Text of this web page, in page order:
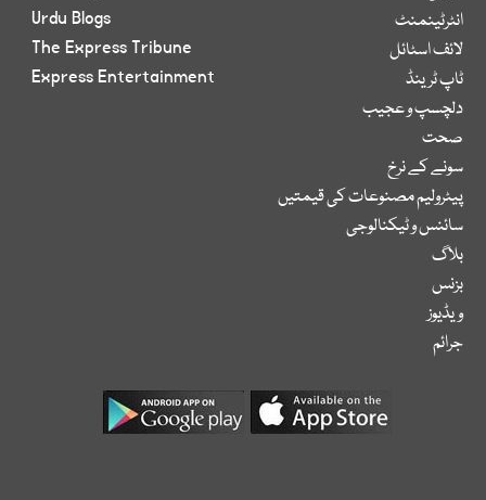
انٹرٹینمنٹ
لائف اسٹائل
ٹاپ ٹرینڈ
دلچسپ و عجیب
صحت
سونے کے نرخ
پیٹرولیم مصنوعات کی قیمتیں
سائنس و ٹیکنالوجی
بلاگ
بزنس
ویڈیوز
جرائم
Urdu Blogs
The Express Tribune
Express Entertainment